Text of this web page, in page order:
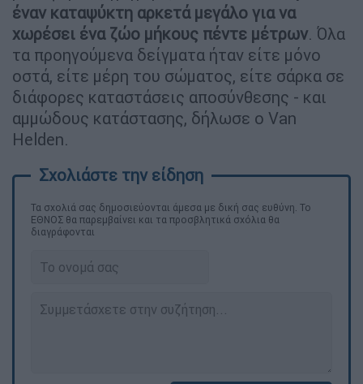
έναν καταψύκτη αρκετά μεγάλο για να
χωρέσει ένα ζώο μήκους πέντε μέτρων. Όλα
τα προηγούμενα δείγματα ήταν είτε μόνο
οστά, είτε μέρη του σώματος, είτε σάρκα σε
διάφορες καταστάσεις αποσύνθεσης - και
αμμώδους κατάστασης, δήλωσε ο Van
Helden.
Τα σχολιά σας δημοσιεύονται άμεσα με δική σας ευθύνη. Το
ΕΘΝΟΣ θα παρεμβαίνει και τα προσβλητικά σχόλια θα
διαγράφονται